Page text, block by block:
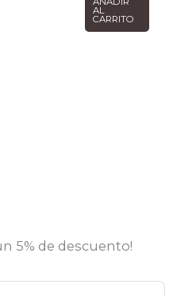
AL
CARRITO
5% de descuento!